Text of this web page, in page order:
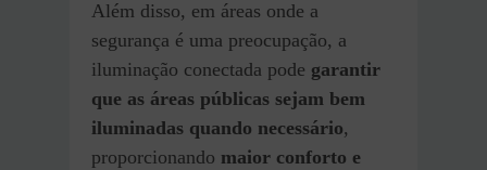
Além disso, em áreas onde a
segurança é uma preocupação, a
iluminação conectada pode garantir
que as áreas públicas sejam bem
iluminadas quando necessário,
proporcionando maior conforto e